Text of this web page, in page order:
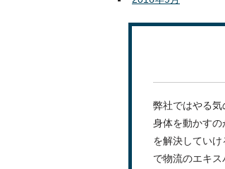
弊社ではやる気
身体を動かす
を解決してい
で物流のエキ